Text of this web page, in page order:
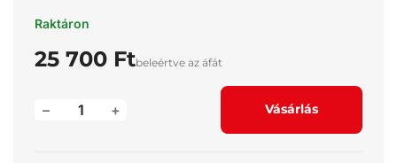
Raktáron
25 700 Ftbeleértve az áfát
+
– Vásárlás